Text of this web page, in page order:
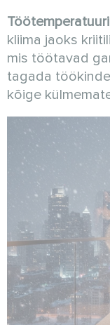
kliima jaoks
mis töötavad
tagada
kõige